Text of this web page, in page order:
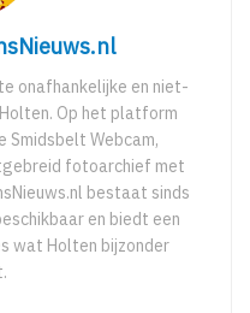
onafhankelijke en niet-
Op het platform
Smidsbelt Webcam,
fotoarchief met
bestaat sinds
en biedt een
wat Holten bijzonder